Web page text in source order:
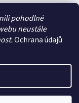
pohodlné
neustále
Ochrana údajů